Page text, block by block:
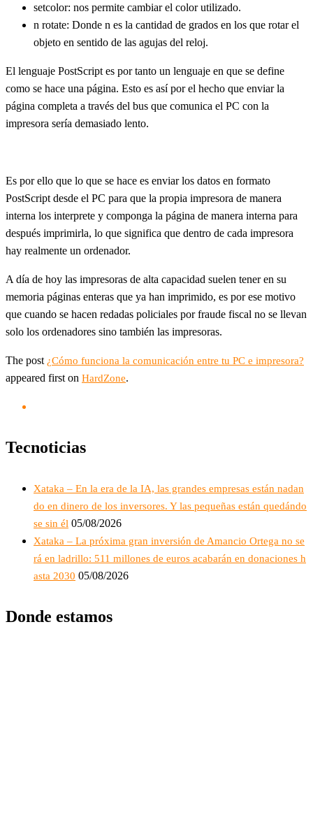
setcolor: nos permite cambiar el color utilizado.
n rotate: Donde n es la cantidad de grados en los que rotar el
objeto en sentido de las agujas del reloj.
El lenguaje PostScript es por tanto un lenguaje en que se define
como se hace una página. Esto es así por el hecho que enviar la
página completa a través del bus que comunica el PC con la
impresora sería demasiado lento.
Es por ello que lo que se hace es enviar los datos en formato
PostScript desde el PC para que la propia impresora de manera
interna los interprete y componga la página de manera interna para
después imprimirla, lo que significa que dentro de cada impresora
hay realmente un ordenador.
A día de hoy las impresoras de alta capacidad suelen tener en su
memoria páginas enteras que ya han imprimido, es por ese motivo
que cuando se hacen redadas policiales por fraude fiscal no se llevan
solo los ordenadores sino también las impresoras.
The post ¿Cómo funciona la comunicación entre tu PC e impresora?
appeared first on HardZone.
Tecnoticias
Xataka – En la era de la IA, las grandes empresas están nadan
do en dinero de los inversores. Y las pequeñas están quedándo
se sin él 05/08/2026
Xataka – La próxima gran inversión de Amancio Ortega no se
rá en ladrillo: 511 millones de euros acabarán en donaciones h
asta 2030 05/08/2026
Donde estamos